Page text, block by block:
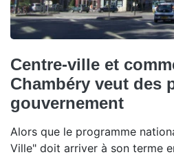
Centre-ville et
Chambéry veut des
gouvernement
Alors que le programme
Ville" doit arriver à son terme